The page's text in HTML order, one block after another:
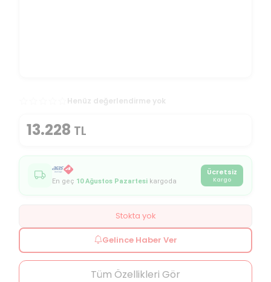
Henüz değerlendirme yok
13.228 TL
En geç 10 Ağustos Pazartesi kargoda
Ücretsiz
Kargo
Stokta yok
Gelince Haber Ver
Tüm Özellikleri Gör